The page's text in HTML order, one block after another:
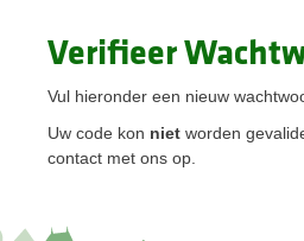
Verifieer
Vul hieronder een nieuw
Uw code kon niet worden
contact met ons op.